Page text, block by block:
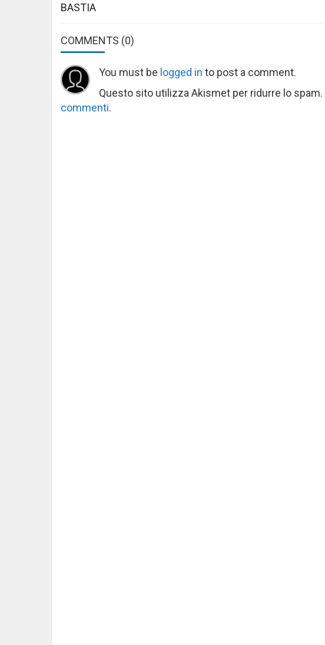
BASTIA
COMMENTS (0)
You must be logged in to post a comment.
Questo sito utilizza Akismet per ridurre lo spam.
commenti.